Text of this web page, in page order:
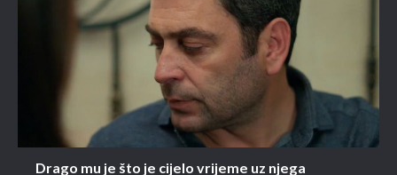
Drago mu je što je cijelo vrijeme uz njega